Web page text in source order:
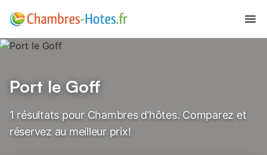
Port le Goff
1 résultats pour Chambres d’hôtes. Comparez et
réservez au meilleur prix!